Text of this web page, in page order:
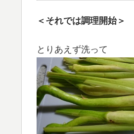
＜それでは調理開始＞
とりあえず洗って